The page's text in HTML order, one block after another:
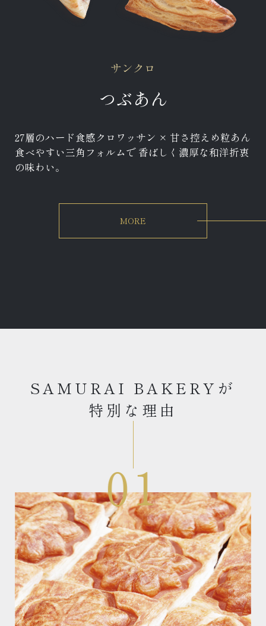
サンクロ
つぶあん
27層のハード食感クロワッサン × 甘さ控えめ粒あん
食べやすい三角フォルムで 香ばしく濃厚な和洋折衷
の味わい。
MORE
SAMURAI BAKERYが
特別な理由